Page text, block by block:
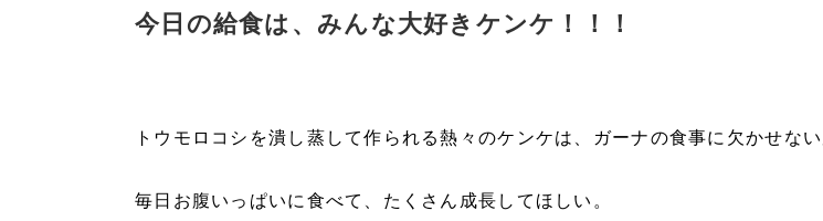
今日の給食は、みんな大好きケンケ！！！
トウモロコシを潰し蒸して作られる熱々のケンケは、ガーナの食事に欠かせな
毎日お腹いっぱいに食べて、たくさん成長してほしい。